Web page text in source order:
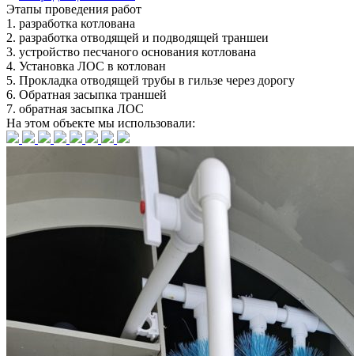
Этапы проведения работ
1. разработка котлована
2. разработка отводящей и подводящей траншеи
3. устройство песчаного основания котлована
4. Установка ЛОС в котлован
5. Прокладка отводящей трубы в гильзе через дорогу
6. Обратная засыпка траншей
7. обратная засыпка ЛОС
На этом объекте мы использовали: